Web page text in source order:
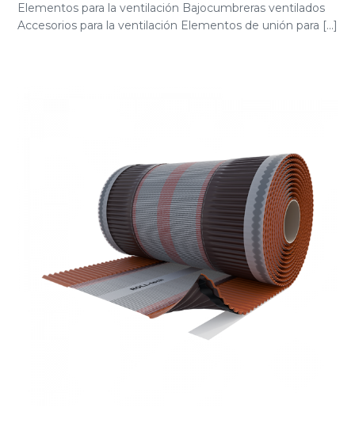
Elementos para la ventilación Bajocumbreras ventilados
Accesorios para la ventilación Elementos de unión para [...]